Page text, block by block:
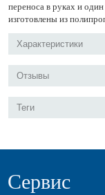
переноса в руках и
изготовлены из
Характеристики
Отзывы
Теги
Сервис